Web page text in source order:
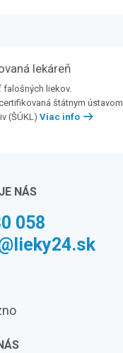
lekáreň
falošných liekov.
štátnym ústavom
(ŠÚKL) Viac info
NÁS
058